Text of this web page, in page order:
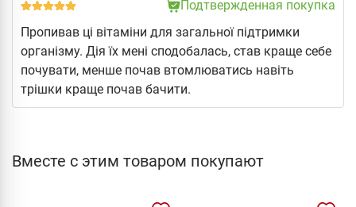
Подтвержденная покупка
Пропивав ці вітаміни для загальної підтримки
організму. Дія їх мені сподобалась, став краще себе
почувати, менше почав втомлюватись навіть
трішки краще почав бачити.
Вместе с этим товаром покупают